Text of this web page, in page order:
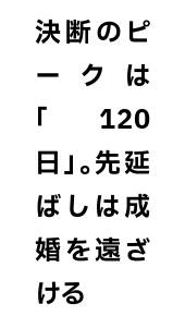
決断のピ
ークは
「120
日」。先延
ばしは成
婚を遠ざ
ける